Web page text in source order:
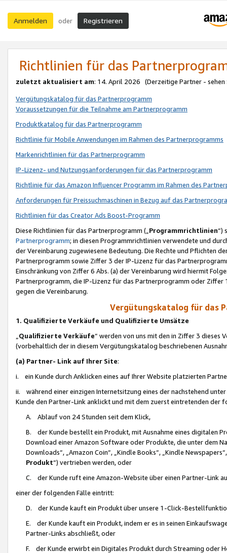
Anmelden oder Registrieren
Richtlinien für das
zuletzt aktualisiert am: 14. April 2026 (Derzeitige Partner - sehen
Vergütungskatalog für das Partnerprogramm
Voraussetzungen für die Teilnahme am Partnerprogramm
Produktkatalog für das Partnerprogramm
Richtlinie für Mobile Anwendungen im Rahmen des Partnerprogramms
Markenrichtlinien für das Partnerprogramm
IP-Lizenz- und Nutzungsanforderungen für das Partnerprogramm
Richtlinie für das Amazon Influencer Programm im Rahmen des
Anforderungen für Preissuchmaschinen in Bezug auf das
Richtlinien für das Creator Ads Boost-Programm
Diese Richtlinien für das Partnerprogramm („Programmrichtlinien“)
Partnerprogramm; in diesen Programmrichtlinien verwendete und
der Vereinbarung zugewiesene Bedeutung. Die Rechte und Pflichten
Partnerprogramm sowie Ziffer 3 der IP-Lizenz für das
Einschränkung von Ziffer 6 Abs. (a) der Vereinbarung wird hiermit
Partnerprogramm, die IP-Lizenz für das Partnerprogramm oder
gegen die Vereinbarung.
Vergütungskatalog für das
1. Qualifizierte Verkäufe und Qualifizierte Umsätze
Qualifizierte Verkäufe“ werden von uns mit den in Ziffer 3
(vorbehaltlich der in diesem Vergütungskatalog beschriebenen
(a) Partner- Link auf Ihrer Site:
i. ein Kunde durch Anklicken eines auf Ihrer Website platzierten
ii. während einer einzigen Internetsitzung eines der nachstehend
Kunde den Partner-Link anklickt und mit dem zuerst eintretenden der
A. Ablauf von 24 Stunden seit dem Klick,
B. der Kunde bestellt ein Produkt, mit Ausnahme eines digitalen
Download einer Amazon Software oder Produkte, die unter dem
Downloads“, „Amazon Coin“, „Kindle Books“, „Kindle
Produkt“) vertrieben werden, oder
C. der Kunde ruft eine Amazon-Website über einen Partner-Link
einer der folgenden Fälle eintritt:
D. der Kunde kauft ein Produkt über unsere 1-Click-
E. der Kunde kauft ein Produkt, indem er es in seinen
Partner-Links abschließt, oder
F. der Kunde erwirbt ein Digitales Produkt durch Streaming oder